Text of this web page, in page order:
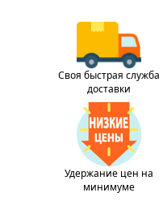
Своя быстрая служба
доставки
Удержание цен на
минимуме